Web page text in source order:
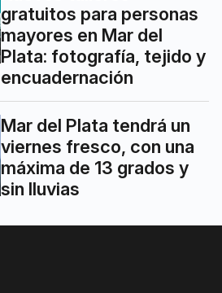
gratuitos para personas
mayores en Mar del
Plata: fotografía, tejido y
encuadernación
Mar del Plata tendrá un
viernes fresco, con una
máxima de 13 grados y
sin lluvias